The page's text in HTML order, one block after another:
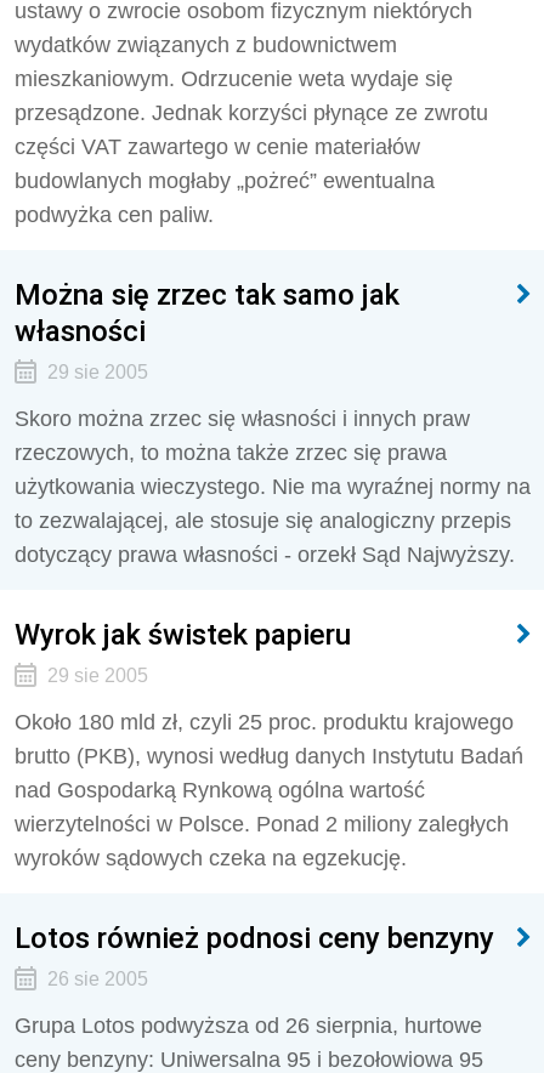
ustawy o zwrocie osobom fizycznym niektórych
wydatków związanych z budownictwem
mieszkaniowym. Odrzucenie weta wydaje się
przesądzone. Jednak korzyści płynące ze zwrotu
części VAT zawartego w cenie materiałów
budowlanych mogłaby „pożreć” ewentualna
podwyżka cen paliw.
Można się zrzec tak samo jak
własności
29 sie 2005
Skoro można zrzec się własności i innych praw
rzeczowych, to można także zrzec się prawa
użytkowania wieczystego. Nie ma wyraźnej normy na
to zezwalającej, ale stosuje się analogiczny przepis
dotyczący prawa własności - orzekł Sąd Najwyższy.
Wyrok jak świstek papieru
29 sie 2005
Około 180 mld zł, czyli 25 proc. produktu krajowego
brutto (PKB), wynosi według danych Instytutu Badań
nad Gospodarką Rynkową ogólna wartość
wierzytelności w Polsce. Ponad 2 miliony zaległych
wyroków sądowych czeka na egzekucję.
Lotos również podnosi ceny benzyny
26 sie 2005
Grupa Lotos podwyższa od 26 sierpnia, hurtowe
ceny benzyny: Uniwersalna 95 i bezołowiowa 95